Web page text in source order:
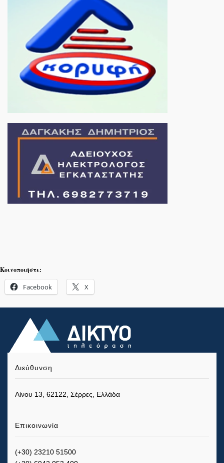
Κοινοποιήστε:
Facebook X
Διεύθυνση
Αίνου 13, 62122, Σέρρες, Ελλάδα
Επικοινωνία
(+30) 23210 51500